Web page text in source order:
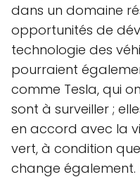
dans un domaine
opportunités de
technologie des
pourraient
comme Tesla, qui
sont à surveiller ;
en accord avec la
vert, à condition
change également.